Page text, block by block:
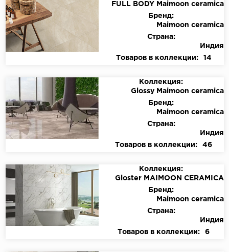
FULL BODY Maimoon ceramica
Бренд:
Maimoon ceramica
Страна:
Индия
Товаров в коллекции:
14
Коллекция:
Glossy Maimoon ceramica
Бренд:
Maimoon ceramica
Страна:
Индия
Товаров в коллекции:
46
Коллекция:
Gloster MAIMOON CERAMICA
Бренд:
Maimoon ceramica
Страна:
Индия
Товаров в коллекции:
6